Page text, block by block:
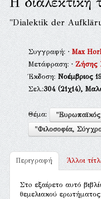
"Dialektik der
Συγγραφή:·Max
Μετάφραση:·Ζήσης
Έκδοση:Νοέμβριος
Σελ.:304(21χ14),
Θέμα:
"Φιλοσοφία,
Περιγραφή Άλλοι
Στo εξαίρετο αυτό
θεμελιακού